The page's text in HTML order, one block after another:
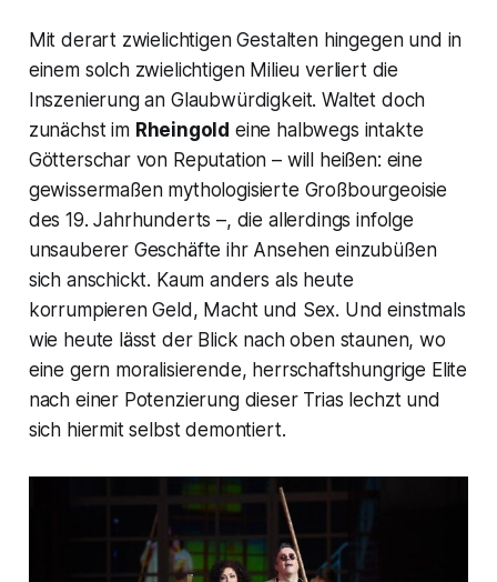
Mit derart zwielichtigen Gestalten hingegen und in
einem solch zwielichtigen Milieu verliert die
Inszenierung an Glaubwürdigkeit. Waltet doch
zunächst im Rheingold eine halbwegs intakte
Götterschar von Reputation – will heißen: eine
gewissermaßen mythologisierte Großbourgeoisie
des 19. Jahrhunderts –, die allerdings infolge
unsauberer Geschäfte ihr Ansehen einzubüßen
sich anschickt. Kaum anders als heute
korrumpieren Geld, Macht und Sex. Und einstmals
wie heute lässt der Blick nach oben staunen, wo
eine gern moralisierende, herrschaftshungrige Elite
nach einer Potenzierung dieser Trias lechzt und
sich hiermit selbst demontiert.